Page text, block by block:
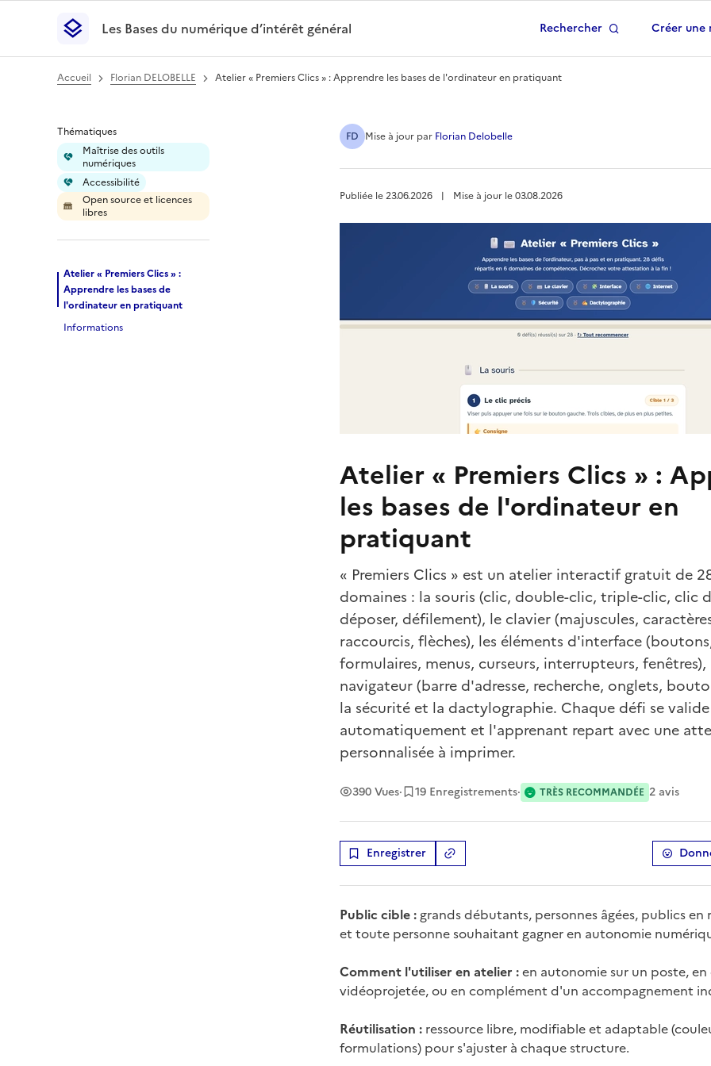
Les Bases du numérique d’intérêt général- Retour à la page d'accueil
Les Bases du numérique d’intérêt général
Rechercher Créer une
Accueil Florian DELOBELLE Atelier « Premiers Clics » : Apprendre les bases de l'ordinateur en pratiquant
Atelier « Premiers Clics » : Apprendre
Thématiques
Maîtrise des outils
numériques
Accessibilité
Open source et licences
libres
Atelier « Premiers Clics » :
Apprendre les bases de
l'ordinateur en pratiquant
Informations
FD Mise à jourpar Florian Delobelle
Publiée le23.06.2026 ︱ Mise à jour le03.08.2026
Atelier « Premiers Clics » :
les bases de l'ordinateur en
pratiquant
« Premiers Clics » est un atelier interactif gratuit de
domaines : la souris (clic, double-clic, triple-clic, clic
déposer, défilement), le clavier (majuscules,
raccourcis, flèches), les éléments d'interface
formulaires, menus, curseurs, interrupteurs,
navigateur (barre d'adresse, recherche, onglets,
la sécurité et la dactylographie. Chaque défi se valide
automatiquement et l'apprenant repart avec une
personnalisée à imprimer.
390Vues· 19 Enregistrements· TRÈS RECOMMANDÉE 2avis
Enregistrer Copier le lien
Public cible :grands débutants, personnes âgées, publics en
et toute personne souhaitant gagner en autonomie
Comment l'utiliser en atelier :en autonomie sur un poste,
vidéoprojetée, ou en complément d'un accompagnement
Réutilisation :ressource libre, modifiable et adaptable
formulations) pour s'ajuster à chaque structure.